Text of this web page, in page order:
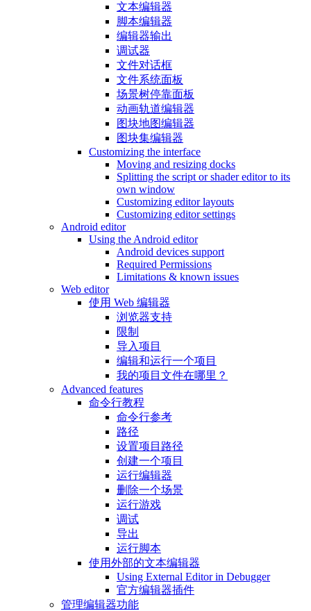
文本编辑器
脚本编辑器
编辑器输出
调试器
文件对话框
文件系统面板
场景树停靠面板
动画轨道编辑器
图块地图编辑器
图块集编辑器
Customizing the interface
Moving and resizing docks
Splitting the script or shader editor to its
own window
Customizing editor layouts
Customizing editor settings
Android editor
Using the Android editor
Android devices support
Required Permissions
Limitations & known issues
Web editor
使用 Web 编辑器
浏览器支持
限制
导入项目
编辑和运行一个项目
我的项目文件在哪里？
Advanced features
命令行教程
命令行参考
路径
设置项目路径
创建一个项目
运行编辑器
删除一个场景
运行游戏
调试
导出
运行脚本
使用外部的文本编辑器
Using External Editor in Debugger
官方编辑器插件
管理编辑器功能